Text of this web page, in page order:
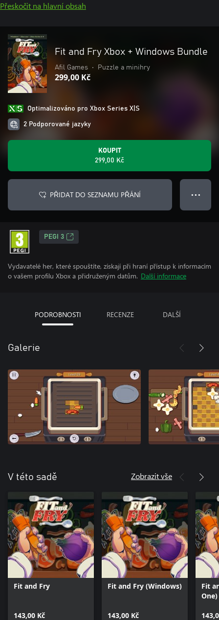
Přeskočit na hlavní obsah
Fit and Fry Xbox + Windows Bundle
Afil Games • Puzzle a minihry
299,00 Kč
Optimalizováno pro Xbox Series X|S
2 Podporované jazyky
KOUPIT
299,00 Kč
PŘIDAT DO SEZNAMU PŘÁNÍ ● ● ●
PEGI 3
Vydavatelé her, které spouštíte, získají při hraní přístup k informacím
o vašem profilu Xbox a přidruženým datům. Další informace
PODROBNOSTI RECENZE DALŠÍ
Galerie
V této sadě Zobrazit vše
Fit and Fry
143,00 Kč
Fit and Fry (Windows)
143,00 Kč
Fit
One)